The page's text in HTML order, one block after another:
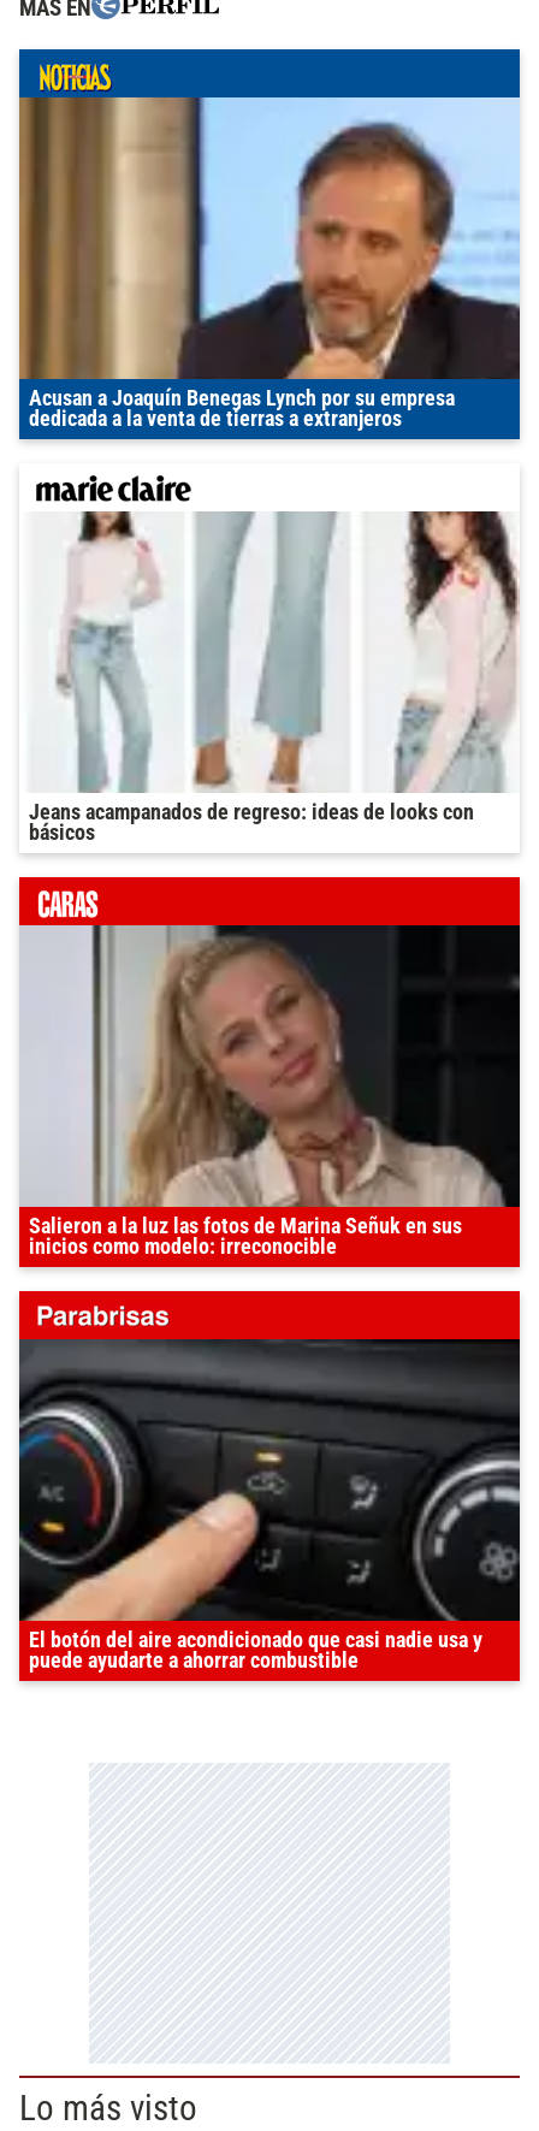
MÁS EN
Acusan a Joaquín Benegas Lynch por su empresa
dedicada a la venta de tierras a extranjeros
Jeans acampanados de regreso: ideas de looks con
básicos
Salieron a la luz las fotos de Marina Señuk en sus
inicios como modelo: irreconocible
El botón del aire acondicionado que casi nadie usa y
puede ayudarte a ahorrar combustible
Lo más visto